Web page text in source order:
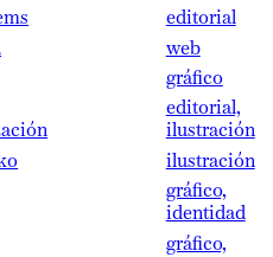
editorial
web
gráfico
editorial,
ilustración
ilustración
gráfico,
identidad
gráfico,